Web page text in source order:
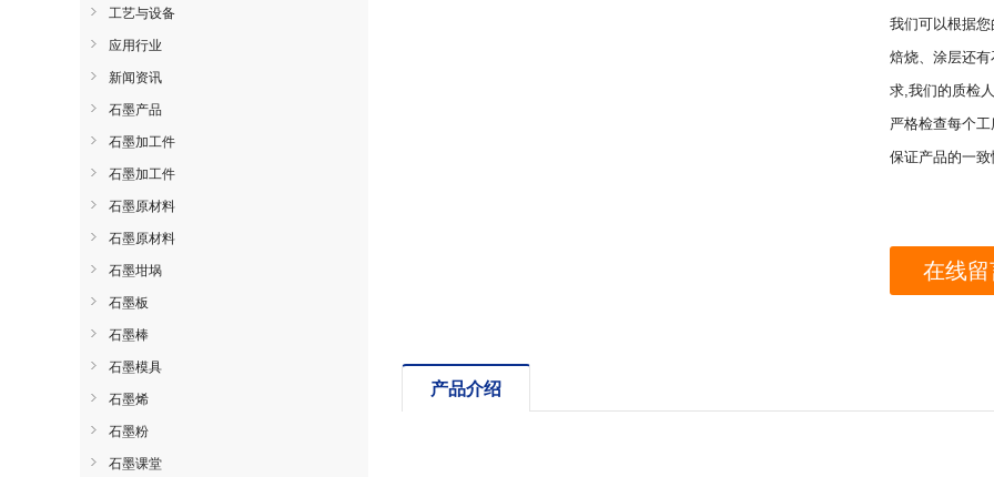
我们可以根据
焙烧、涂层还
求,我们的质检
严格检查每个
保证产品的一致
在线留
产品介绍
工艺与设备
应用行业
新闻资讯
石墨产品
石墨加工件
石墨加工件
石墨原材料
石墨原材料
石墨坩埚
石墨板
石墨棒
石墨模具
石墨烯
石墨粉
石墨课堂